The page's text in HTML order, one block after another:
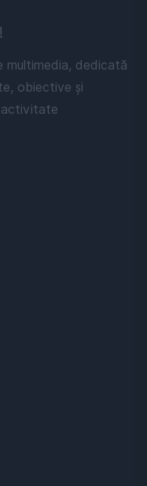
multimedia, dedicată
obiective și
activitate